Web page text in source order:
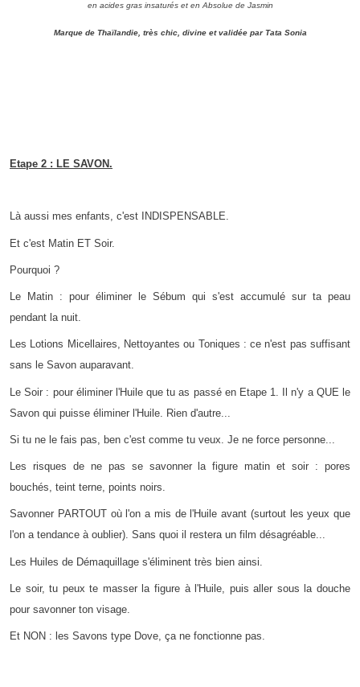
en acides gras insaturés et en Absolue de Jasmin
Marque de Thaïlandie, très chic, divine et validée par Tata Sonia
Etape 2 : LE SAVON.
Là aussi mes enfants, c'est INDISPENSABLE.
Et c'est Matin ET Soir.
Pourquoi ?
Le Matin : pour éliminer le Sébum qui s'est accumulé sur ta peau
pendant la nuit.
Les Lotions Micellaires, Nettoyantes ou Toniques : ce n'est pas suffisant
sans le Savon auparavant.
Le Soir : pour éliminer l'Huile que tu as passé en Etape 1. Il n'y a QUE le
Savon qui puisse éliminer l'Huile. Rien d'autre...
Si tu ne le fais pas, ben c'est comme tu veux. Je ne force personne...
Les risques de ne pas se savonner la figure matin et soir : pores
bouchés, teint terne, points noirs.
Savonner PARTOUT où l'on a mis de l'Huile avant (surtout les yeux que
l'on a tendance à oublier). Sans quoi il restera un film désagréable...
Les Huiles de Démaquillage s'éliminent très bien ainsi.
Le soir, tu peux te masser la figure à l'Huile, puis aller sous la douche
pour savonner ton visage.
Et NON : les Savons type Dove, ça ne fonctionne pas.